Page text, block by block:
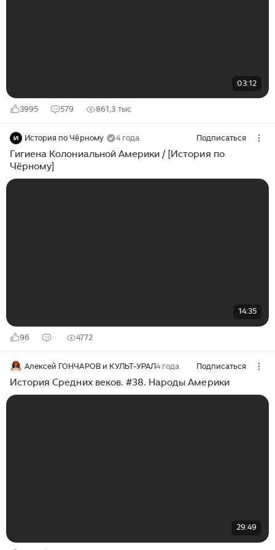
03:12
3995 579 861,3 тыс
История по Чёрному 4 года Подписаться
Гигиена Колониальной Америки / [История по
Чёрному]
14:35
96 4772
Алексей ГОНЧАРОВ и КУЛЬТ-УРАЛ4 года Подписаться
История Средних веков. #38. Народы Америки
29:49